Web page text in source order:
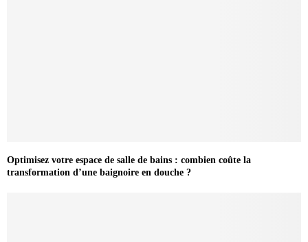
Optimisez votre espace de salle de bains : combien coûte la
transformation d’une baignoire en douche ?